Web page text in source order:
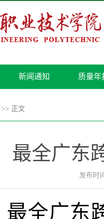
新闻通知 质量年
>> 正文
最全广东
发布时
最全广东